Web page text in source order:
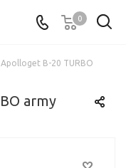
0
Apolloget B-20 TURBO
army